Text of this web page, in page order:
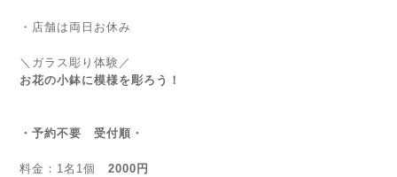
・店舗は両日お休み
＼ガラス彫り体験／
お花の小鉢に模様を彫ろう！
・予約不要 受付順・
料金：1名1個 2000円